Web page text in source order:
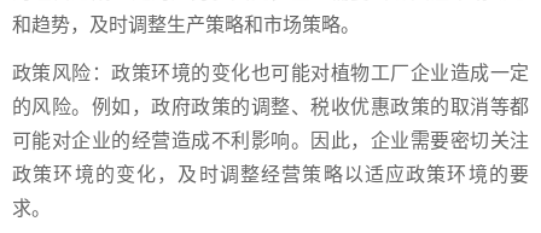
和趋势，及时调整生产策略和市场策略。
政策风险：政策环境的变化也可能对植物工厂企业造成一定
的风险。例如，政府政策的调整、税收优惠政策的取消等都
可能对企业的经营造成不利影响。因此，企业需要密切关注
政策环境的变化，及时调整经营策略以适应政策环境的要
求。